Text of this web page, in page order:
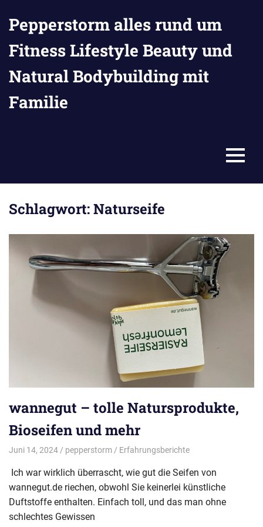
Inhalt
springen
Pepperstorm alles rund um
Fitness Lifestyle Beauty und
Natural Bodybuilding mit
Familie
MENU
Schlagwort:Naturseife
wannegut – tolle Natursprodukte,
Bioseifen und mehr
Juni 14, 2024 pepperstorm Erfahrungsberichte
Ich war wirklich überrascht, wie gut die Seifen von
wannegut.de riechen, obwohl Sie keinerlei künstliche
Duftstoffe enthalten. Einfach toll, und das man ohne
schlechtes Gewissen